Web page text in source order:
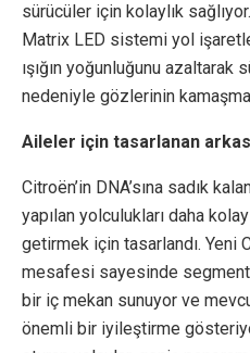
sürücüler için kolaylık
Matrix LED sistemi yol
ışığın yoğunluğunu azaltarak
nedeniyle gözlerinin
Aileler için tasarlanan
Citroën’in DNA’sına sadık
yapılan yolculukları daha
getirmek için tasarlandı. Yeni
mesafesi sayesinde
bir iç mekan sunuyor ve
önemli bir iyileştirme